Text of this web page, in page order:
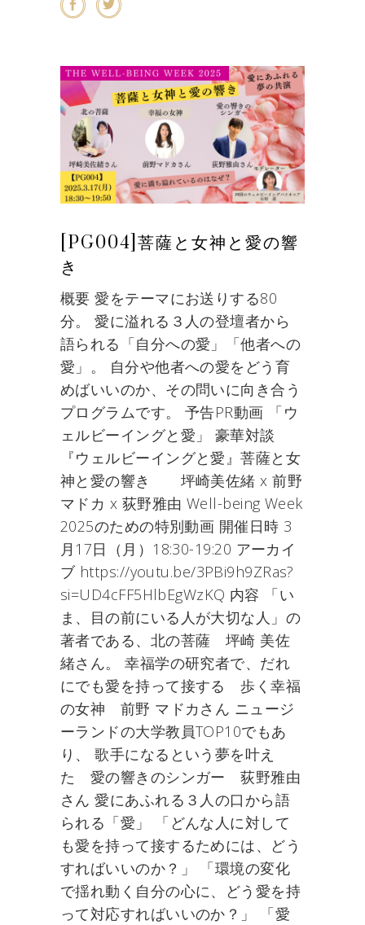
[PG004]菩薩と女神と愛の響
き
概要 愛をテーマにお送りする80
分。 愛に溢れる３人の登壇者から
語られる「自分への愛」「他者への
愛」。 自分や他者への愛をどう育
めばいいのか、その問いに向き合う
プログラムです。 予告PR動画 「ウ
ェルビーイングと愛」 豪華対談
『ウェルビーイングと愛』菩薩と女
神と愛の響き 坪崎美佐緒 x 前野
マドカ x 荻野雅由 Well-being Week
2025のための特別動画 開催日時 3
月17日（月）18:30-19:20 アーカイ
ブ https://youtu.be/3PBi9h9ZRas?
si=UD4cFF5HlbEgWzKQ 内容 「い
ま、目の前にいる人が大切な人」の
著者である、北の菩薩 坪崎 美佐
緒さん。 幸福学の研究者で、だれ
にでも愛を持って接する 歩く幸福
の女神 前野 マドカさん ニュージ
ーランドの大学教員TOP10でもあ
り、 歌手になるという夢を叶え
た 愛の響きのシンガー 荻野雅由
さん 愛にあふれる３人の口から語
られる「愛」 「どんな人に対して
も愛を持って接するためには、どう
すればいいのか？」 「環境の変化
で揺れ動く自分の心に、どう愛を持
って対応すればいいのか？」 「愛